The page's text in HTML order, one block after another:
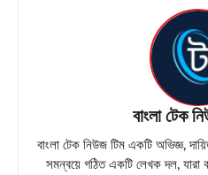
বাংলা টেক
বাংলা টেক নিউজ টিম একটি অভিজ্ঞ,
সমন্বয়ে গঠিত একটি লেখক দল, যারা